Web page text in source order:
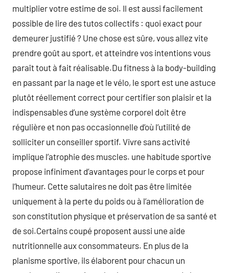
multiplier votre estime de soi. Il est aussi facilement
possible de lire des tutos collectifs : quoi exact pour
demeurer justifié ? Une chose est sûre, vous allez vite
prendre goût au sport, et atteindre vos intentions vous
paraît tout à fait réalisable.Du fitness à la body-building
en passant par la nage et le vélo, le sport est une astuce
plutôt réellement correct pour certifier son plaisir et la
indispensables d’une système corporel doit être
régulière et non pas occasionnelle d’où l’utilité de
solliciter un conseiller sportif. Vivre sans activité
implique l’atrophie des muscles. une habitude sportive
propose infiniment d’avantages pour le corps et pour
l’humeur. Cette salutaires ne doit pas être limitée
uniquement à la perte du poids ou à l’amélioration de
son constitution physique et préservation de sa santé et
de soi.Certains coupé proposent aussi une aide
nutritionnelle aux consommateurs. En plus de la
planisme sportive, ils élaborent pour chacun un